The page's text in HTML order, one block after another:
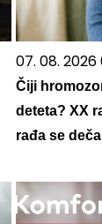
07. 08. 2026
Čiji
deteta? XX
rađa se